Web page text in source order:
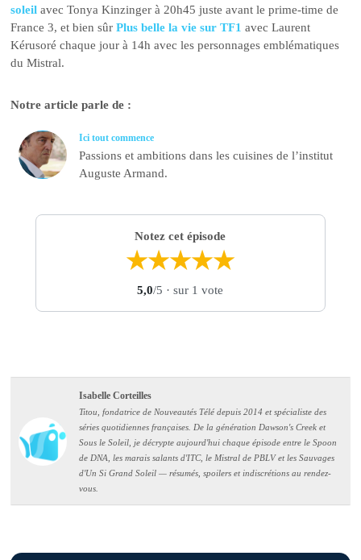
soleil avec Tonya Kinzinger à 20h45 juste avant le prime-time de
France 3, et bien sûrPlus belle la vie sur TF1 avec Laurent
Kérusoré chaque jour à 14h avec les personnages emblématiques
du Mistral.
Notre article parle de :
Ici tout commence
Passions et ambitions dans les cuisines de l’institut
Auguste Armand.
Notez cet épisode
★★★★★
5,0/5 · sur 1 vote
Isabelle Corteilles
Titou, fondatrice de Nouveautés Télé depuis 2014 et spécialiste des
séries quotidiennes françaises. De la génération Dawson's Creek et
Sous le Soleil, je décrypte aujourd'hui chaque épisode entre le Spoon
de DNA, les marais salants d'ITC, le Mistral de PBLV et les Sauvages
d'Un Si Grand Soleil — résumés, spoilers et indiscrétions au rendez-
vous.